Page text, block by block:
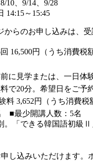
10、9/14、9/28
14:15～15:45
からのお申し込みは、受
16,500円（うち消費税
に見学または、一日体
で20分。希望日をご予
料 3,652円（うち消費税
■最少開講人数：5名
。「できる韓国語初級Ⅱ
し込みいただけます。